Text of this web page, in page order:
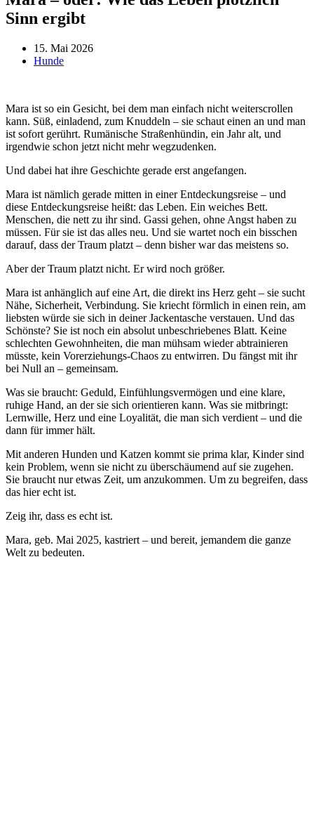
Sinn ergibt
15. Mai 2026
Hunde
Mara ist so ein Gesicht, bei dem man einfach nicht weiterscrollen
kann. Süß, einladend, zum Knuddeln – sie schaut einen an und man
ist sofort gerührt. Rumänische Straßenhündin, ein Jahr alt, und
irgendwie schon jetzt nicht mehr wegzudenken.
Und dabei hat ihre Geschichte gerade erst angefangen.
Mara ist nämlich gerade mitten in einer Entdeckungsreise – und
diese Entdeckungsreise heißt: das Leben. Ein weiches Bett.
Menschen, die nett zu ihr sind. Gassi gehen, ohne Angst haben zu
müssen. Für sie ist das alles neu. Und sie wartet noch ein bisschen
darauf, dass der Traum platzt – denn bisher war das meistens so.
Aber der Traum platzt nicht. Er wird noch größer.
Mara ist anhänglich auf eine Art, die direkt ins Herz geht – sie sucht
Nähe, Sicherheit, Verbindung. Sie kriecht förmlich in einen rein, am
liebsten würde sie sich in deiner Jackentasche verstauen. Und das
Schönste? Sie ist noch ein absolut unbeschriebenes Blatt. Keine
schlechten Gewohnheiten, die man mühsam wieder abtrainieren
müsste, kein Vorerziehungs-Chaos zu entwirren. Du fängst mit ihr
bei Null an – gemeinsam.
Was sie braucht: Geduld, Einfühlungsvermögen und eine klare,
ruhige Hand, an der sie sich orientieren kann. Was sie mitbringt:
Lernwille, Herz und eine Loyalität, die man sich verdient – und die
dann für immer hält.
Mit anderen Hunden und Katzen kommt sie prima klar, Kinder sind
kein Problem, wenn sie nicht zu überschäumend auf sie zugehen.
Sie braucht nur etwas Zeit, um anzukommen. Um zu begreifen, dass
das hier echt ist.
Zeig ihr, dass es echt ist.
Mara, geb. Mai 2025, kastriert – und bereit, jemandem die ganze
Welt zu bedeuten.